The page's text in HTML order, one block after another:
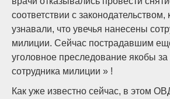
соответствии с законодательством,
узнавали, что увечья нанесены
милиции. Сейчас пострадавшим
уголовное преследование якобы
сотрудника милиции » !
Как уже известно сейчас, в этом